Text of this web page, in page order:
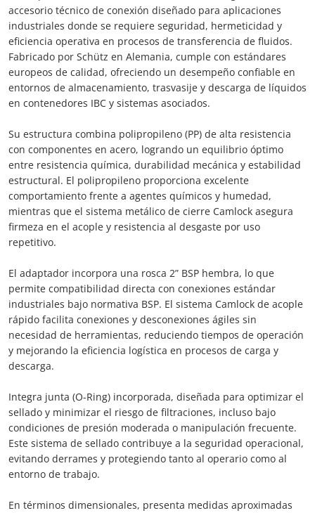
accesorio técnico de conexión diseñado para aplicaciones
industriales donde se requiere seguridad, hermeticidad y
eficiencia operativa en procesos de transferencia de fluidos.
Fabricado por Schütz en Alemania, cumple con estándares
europeos de calidad, ofreciendo un desempeño confiable en
entornos de almacenamiento, trasvasije y descarga de líquidos
en contenedores IBC y sistemas asociados.
Su estructura combina polipropileno (PP) de alta resistencia
con componentes en acero, logrando un equilibrio óptimo
entre resistencia química, durabilidad mecánica y estabilidad
estructural. El polipropileno proporciona excelente
comportamiento frente a agentes químicos y humedad,
mientras que el sistema metálico de cierre Camlock asegura
firmeza en el acople y resistencia al desgaste por uso
repetitivo.
El adaptador incorpora una rosca 2” BSP hembra, lo que
permite compatibilidad directa con conexiones estándar
industriales bajo normativa BSP. El sistema Camlock de acople
rápido facilita conexiones y desconexiones ágiles sin
necesidad de herramientas, reduciendo tiempos de operación
y mejorando la eficiencia logística en procesos de carga y
descarga.
Integra junta (O-Ring) incorporada, diseñada para optimizar el
sellado y minimizar el riesgo de filtraciones, incluso bajo
condiciones de presión moderada o manipulación frecuente.
Este sistema de sellado contribuye a la seguridad operacional,
evitando derrames y protegiendo tanto al operario como al
entorno de trabajo.
En términos dimensionales, presenta medidas aproximadas